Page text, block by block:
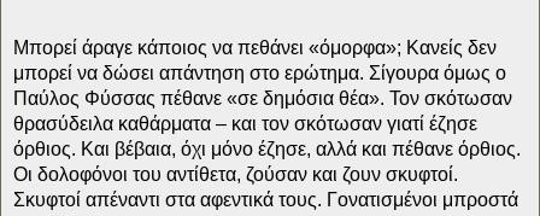
Μπορεί άραγε κάποιος να πεθάνει «όμορφα»; Κανείς δεν
μπορεί να δώσει απάντηση στο ερώτημα. Σίγουρα όμως ο
Παύλος Φύσσας πέθανε «σε δημόσια θέα». Τον σκότωσαν
θρασύδειλα καθάρματα – και τον σκότωσαν γιατί έζησε
όρθιος. Και βέβαια, όχι μόνο έζησε, αλλά και πέθανε όρθιος.
Οι δολοφόνοι του αντίθετα, ζούσαν και ζουν σκυφτοί.
Σκυφτοί απέναντι στα αφεντικά τους. Γονατισμένοι μπροστά